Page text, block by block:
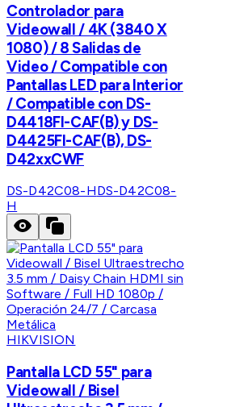
Controlador para
Videowall / 4K (3840 X
1080) / 8 Salidas de
Video / Compatible con
Pantallas LED para Interior
/ Compatible con DS-
D4418FI-CAF(B) y DS-
D4425FI-CAF(B), DS-
D42xxCWF
DS-D42C08-HDS-D42C08-
H
HIKVISION
Pantalla LCD 55" para
Videowall / Bisel